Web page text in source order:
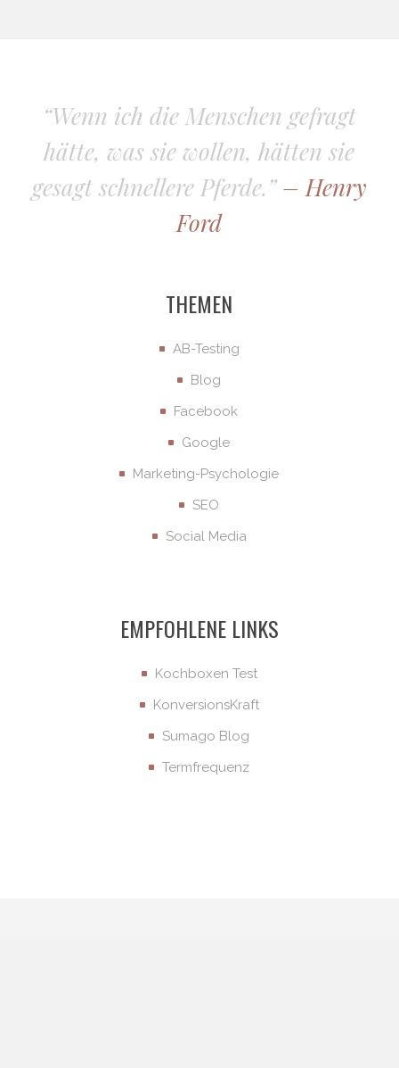
“Wenn ich die Menschen gefragt
hätte, was sie wollen, hätten sie
gesagt schnellere Pferde.” – Henry
Ford
THEMEN
AB-Testing
Blog
Facebook
Google
Marketing-Psychologie
SEO
Social Media
EMPFOHLENE LINKS
Kochboxen Test
KonversionsKraft
Sumago Blog
Termfrequenz